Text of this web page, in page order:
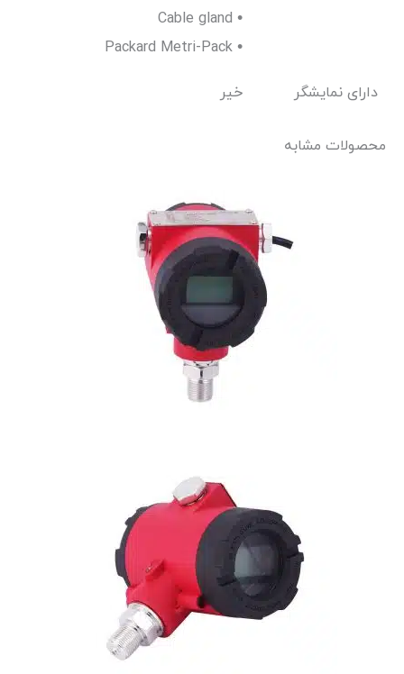
Cable gland •
Packard Metri-Pack •
دارای نمایشگر خیر
محصولات مشابه